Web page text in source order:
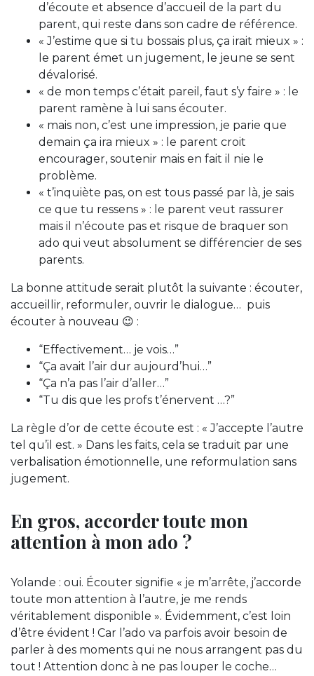
d’écoute et absence d’accueil de la part du
parent, qui reste dans son cadre de référence.
« J’estime que si tu bossais plus, ça irait mieux » :
le parent émet un jugement, le jeune se sent
dévalorisé.
« de mon temps c’était pareil, faut s’y faire » : le
parent ramène à lui sans écouter.
« mais non, c’est une impression, je parie que
demain ça ira mieux » : le parent croit
encourager, soutenir mais en fait il nie le
problème.
« t’inquiète pas, on est tous passé par là, je sais
ce que tu ressens » : le parent veut rassurer
mais il n’écoute pas et risque de braquer son
ado qui veut absolument se différencier de ses
parents.
La bonne attitude serait plutôt la suivante : écouter,
accueillir, reformuler, ouvrir le dialogue… puis
écouter à nouveau 😉 :
“Effectivement… je vois…”
“Ça avait l’air dur aujourd’hui…”
“Ça n’a pas l’air d’aller…”
“Tu dis que les profs t’énervent …?”
La règle d’or de cette écoute est : « J’accepte l’autre
tel qu’il est. » Dans les faits, cela se traduit par une
verbalisation émotionnelle, une reformulation sans
jugement.
En gros, accorder toute mon
attention à mon ado ?
Yolande : oui. Écouter signifie « je m’arrête, j’accorde
toute mon attention à l’autre, je me rends
véritablement disponible ». Évidemment, c’est loin
d’être évident ! Car l’ado va parfois avoir besoin de
parler à des moments qui ne nous arrangent pas du
tout ! Attention donc à ne pas louper le coche…